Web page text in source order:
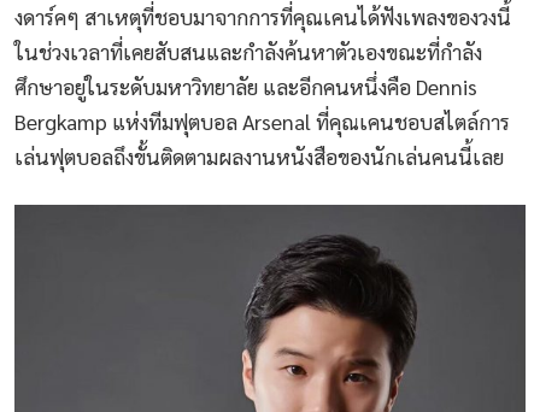
งดาร์คๆ สาเหตุที่ชอบมาจากการที่คุณเคนได้ฟังเพลงของวงนี้
ในช่วงเวลาที่เคยสับสนและกำลังค้นหาตัวเองขณะที่กำลัง
ศึกษาอยู่ในระดับมหาวิทยาลัย และอีกคนหนึ่งคือ Dennis
Bergkamp แห่งทีมฟุตบอล Arsenal ที่คุณเคนชอบสไตล์การ
เล่นฟุตบอลถึงขั้นติดตามผลงานหนังสือของนักเล่นคนนี้เลย